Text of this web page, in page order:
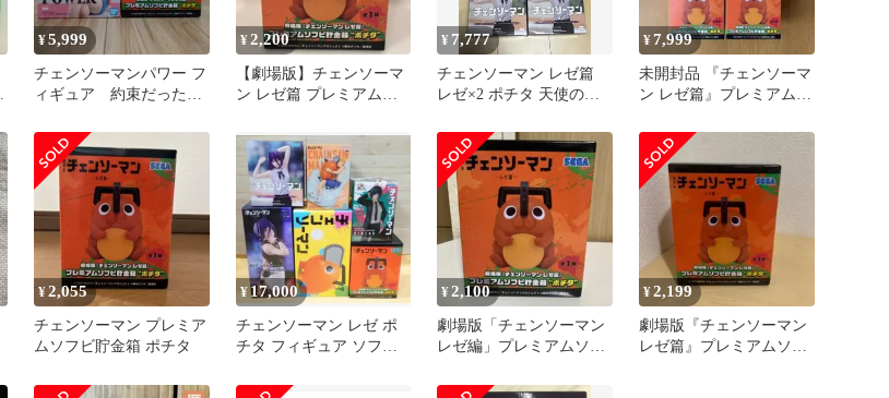
¥5,999
チェンソーマンパワー フ
ィギュア 約束だったじ
金箱
¥2,200
【劇場版】チェンソーマ
ン レゼ篇 プレミアムソ
¥ 7,777
チェンソーマン レゼ篇
レゼ×2 ポチタ 天使の悪
り
¥7,999
未開封品 『チェンソーマ
ン レゼ篇』プレミアムソ
ット
¥2,055
チェンソーマン プレミア
ムソフビ貯金箱 ポチタ
¥17,000
チェンソーマン レゼ ポ
チタ フィギュア ソフビ
ジ
¥2,100
劇場版「チェンソーマン
レゼ編」プレミアムソフ
¥2,199
劇場版『チェンソーマン
レゼ篇』プレミアムソフ